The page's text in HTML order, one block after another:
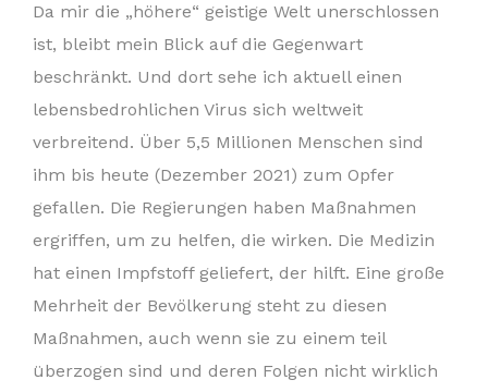
Da mir die „höhere“ geistige Welt unerschlossen
ist, bleibt mein Blick auf die Gegenwart
beschränkt. Und dort sehe ich aktuell einen
lebensbedrohlichen Virus sich weltweit
verbreitend. Über 5,5 Millionen Menschen sind
ihm bis heute (Dezember 2021) zum Opfer
gefallen. Die Regierungen haben Maßnahmen
ergriffen, um zu helfen, die wirken. Die Medizin
hat einen Impfstoff geliefert, der hilft. Eine große
Mehrheit der Bevölkerung steht zu diesen
Maßnahmen, auch wenn sie zu einem teil
überzogen sind und deren Folgen nicht wirklich